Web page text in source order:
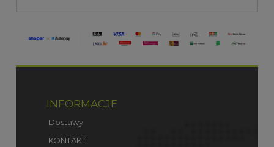
INFORMACJE
Dostawy
KONTAKT